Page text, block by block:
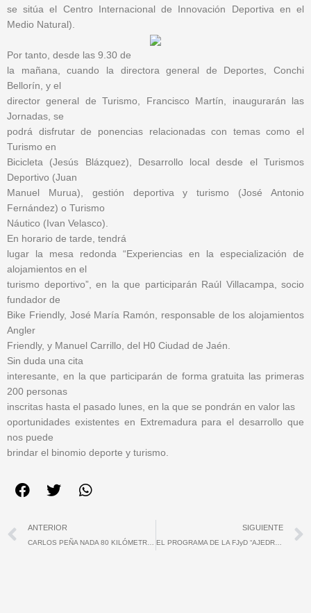
se sitúa el Centro Internacional de Innovación Deportiva en el
Medio Natural).
Por tanto, desde las 9.30 de
la mañana, cuando la directora general de Deportes, Conchi
Bellorín, y el
director general de Turismo, Francisco Martín, inaugurarán las
Jornadas, se
podrá disfrutar de ponencias relacionadas con temas como el
Turismo en
Bicicleta (Jesús Blázquez), Desarrollo local desde el Turismos
Deportivo (Juan
Manuel Murua), gestión deportiva y turismo (José Antonio
Fernández) o Turismo
Náutico (Ivan Velasco).
En horario de tarde, tendrá
lugar la mesa redonda “Experiencias en la especialización de
alojamientos en el
turismo deportivo”, en la que participarán Raúl Villacampa, socio
fundador de
Bike Friendly, José María Ramón, responsable de los alojamientos
Angler
Friendly, y Manuel Carrillo, del H0 Ciudad de Jaén.
Sin duda una cita
interesante, en la que participarán de forma gratuita las primeras
200 personas
inscritas hasta el pasado lunes, en la que se pondrán en valor las
oportunidades existentes en Extremadura para el desarrollo que
nos puede
brindar el binomio deporte y turismo.
Ant
ANTERIOR SIGUIENTE
EL PROGRAMA DE LA FJyD “AJEDREZ SIN BARRERAS” RETOMA SU ACTIVIDAD